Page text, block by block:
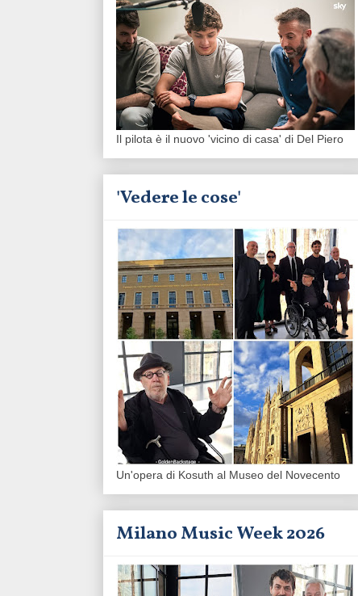
Il pilota è il nuovo 'vicino di casa' di Del Piero
'Vedere le cose'
Un'opera di Kosuth al Museo del Novecento
Milano Music Week 2026